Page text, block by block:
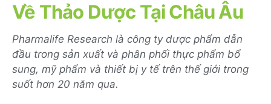
Về Thảo Dược Tại Châu Âu
Pharmalife Research là công ty dược phẩm dẫn
đầu trong sản xuất và phân phối thực phẩm bổ
sung, mỹ phẩm và thiết bị y tế trên thế giới trong
suốt hơn 20 năm qua.